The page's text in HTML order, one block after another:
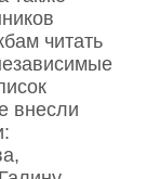
читать
внесли